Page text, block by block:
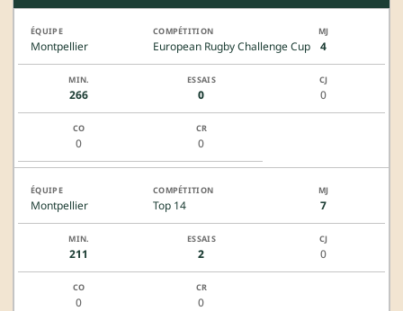
Montpellier European Rugby Challenge Cup 4
266 0 0
0 0
Montpellier Top 14 7
211 2 0
0 0